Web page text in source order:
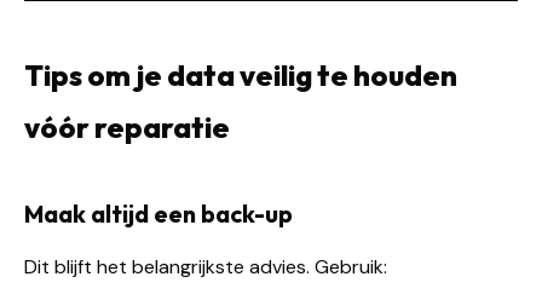
Tips om je data veilig te houden
vóór reparatie
Maak altijd een back-up
Dit blijft het belangrijkste advies. Gebruik: